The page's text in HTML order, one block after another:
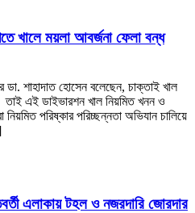
খালে ময়লা আবর্জনা ফেলা বন্ধ
ডা. শাহাদাত হোসেন বলেছেন, চাক্তাই খাল
তাই এই ডাইভারশন খাল নিয়মিত খনন ও
পরিষ্কার পরিচ্ছন্নতা অভিযান চালিয়ে
এলাকায় টহল ও নজরদারি জোরদার